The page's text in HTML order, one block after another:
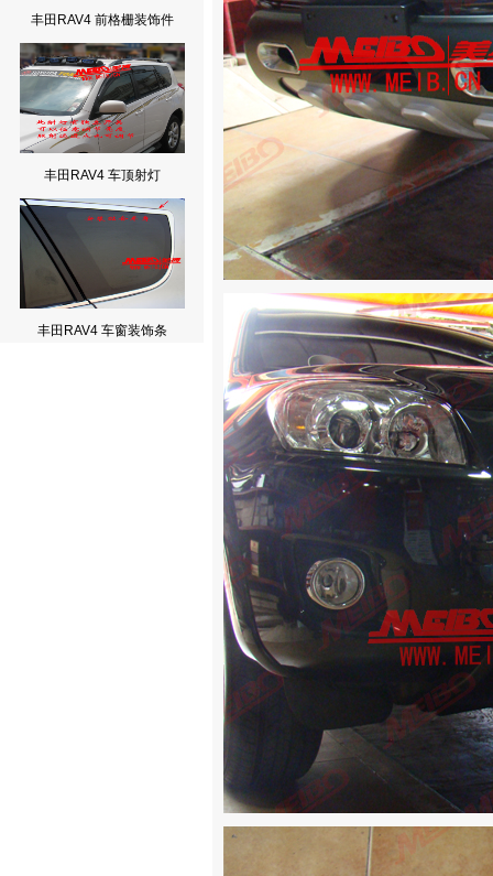
丰田RAV4 前格栅装饰件
丰田RAV4 车顶射灯
丰田RAV4 车窗装饰条